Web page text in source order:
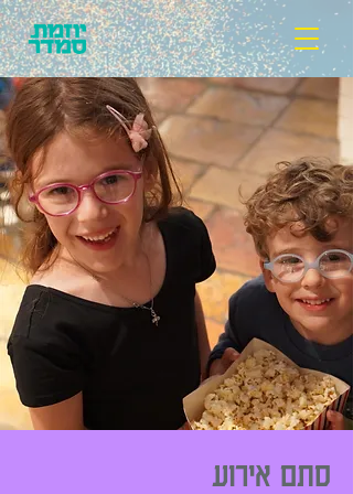
סתם אירוע